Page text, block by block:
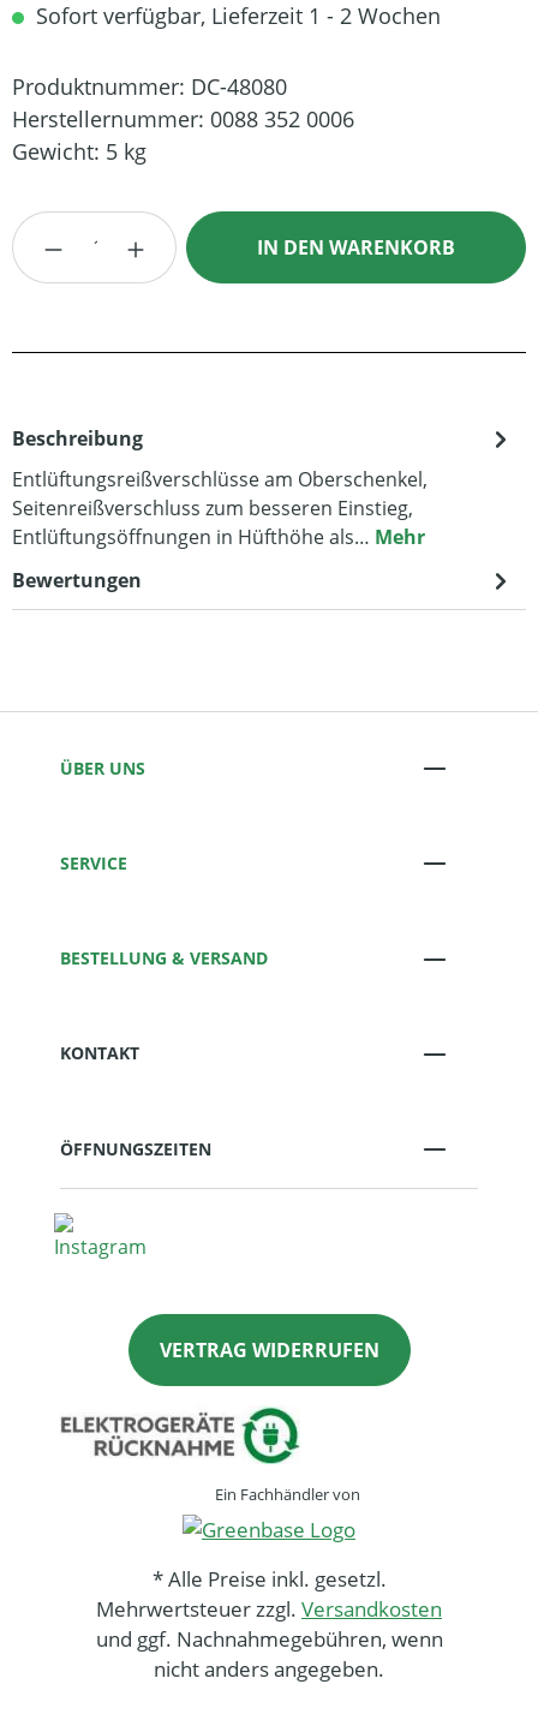
Sofort verfügbar, Lieferzeit 1 - 2 Wochen
Produktnummer: DC-48080
Herstellernummer: 0088 352 0006
Gewicht: 5 kg
Produkt Anzahl: Gib den gewünschten
IN DEN WARENKORB
Beschreibung
Entlüftungsreißverschlüsse am Oberschenkel,
Seitenreißverschluss zum besseren Einstieg,
Entlüftungsöffnungen in Hüfthöhe als… Mehr
Bewertungen
ÜBER UNS
SERVICE
BESTELLUNG & VERSAND
KONTAKT
ÖFFNUNGSZEITEN
VERTRAG WIDERRUFEN
Ein Fachhändler von
* Alle Preise inkl. gesetzl.
Mehrwertsteuer zzgl. Versandkosten
und ggf. Nachnahmegebühren, wenn
nicht anders angegeben.